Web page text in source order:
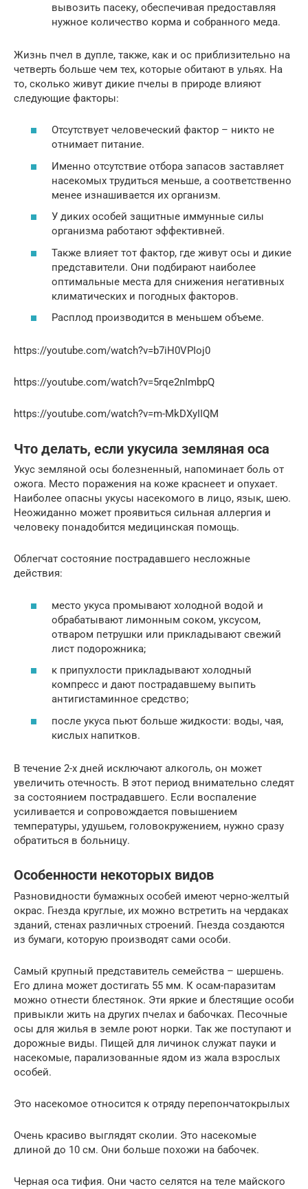
вывозить пасеку, обеспечивая предоставляя
нужное количество корма и собранного меда.
Жизнь пчел в дупле, также, как и ос приблизительно на
четверть больше чем тех, которые обитают в ульях. На
то, сколько живут дикие пчелы в природе влияют
следующие факторы:
Отсутствует человеческий фактор – никто не
отнимает питание.
Именно отсутствие отбора запасов заставляет
насекомых трудиться меньше, а соответственно
менее изнашивается их организм.
У диких особей защитные иммунные силы
организма работают эффективней.
Также влияет тот фактор, где живут осы и дикие
представители. Они подбирают наиболее
оптимальные места для снижения негативных
климатических и погодных факторов.
Расплод производится в меньшем объеме.
https://youtube.com/watch?v=b7iH0VPIoj0
https://youtube.com/watch?v=5rqe2nImbpQ
https://youtube.com/watch?v=m-MkDXyIIQM
Что делать, если укусила земляная оса
Укус земляной осы болезненный, напоминает боль от
ожога. Место поражения на коже краснеет и опухает.
Наиболее опасны укусы насекомого в лицо, язык, шею.
Неожиданно может проявиться сильная аллергия и
человеку понадобится медицинская помощь.
Облегчат состояние пострадавшего несложные
действия:
место укуса промывают холодной водой и
обрабатывают лимонным соком, уксусом,
отваром петрушки или прикладывают свежий
лист подорожника;
к припухлости прикладывают холодный
компресс и дают пострадавшему выпить
антигистаминное средство;
после укуса пьют больше жидкости: воды, чая,
кислых напитков.
В течение 2-х дней исключают алкоголь, он может
увеличить отечность. В этот период внимательно следят
за состоянием пострадавшего. Если воспаление
усиливается и сопровождается повышением
температуры, удушьем, головокружением, нужно сразу
обратиться в больницу.
Особенности некоторых видов
Разновидности бумажных особей имеют черно-желтый
окрас. Гнезда круглые, их можно встретить на чердаках
зданий, стенах различных строений. Гнезда создаются
из бумаги, которую производят сами особи.
Самый крупный представитель семейства – шершень.
Его длина может достигать 55 мм. К осам-паразитам
можно отнести блестянок. Эти яркие и блестящие особи
привыкли жить на других пчелах и бабочках. Песочные
осы для жилья в земле роют норки. Так же поступают и
дорожные виды. Пищей для личинок служат пауки и
насекомые, парализованные ядом из жала взрослых
особей.
Это насекомое относится к отряду перепончатокрылых
Очень красиво выглядят сколии. Это насекомые
длиной до 10 см. Они больше похожи на бабочек.
Черная оса тифия. Они часто селятся на теле майского